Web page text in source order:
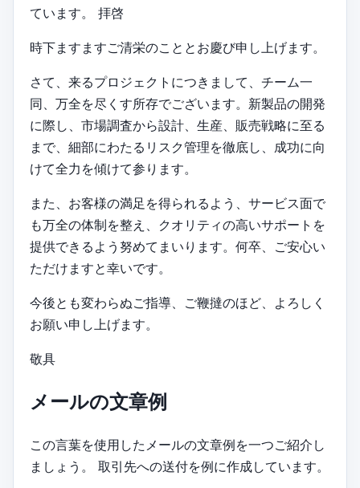
ています。 拝啓
時下ますますご清栄のこととお慶び申し上げます。
さて、来るプロジェクトにつきまして、チーム一
同、万全を尽くす所存でございます。新製品の開発
に際し、市場調査から設計、生産、販売戦略に至る
まで、細部にわたるリスク管理を徹底し、成功に向
けて全力を傾けて参ります。
また、お客様の満足を得られるよう、サービス面で
も万全の体制を整え、クオリティの高いサポートを
提供できるよう努めてまいります。何卒、ご安心い
ただけますと幸いです。
今後とも変わらぬご指導、ご鞭撻のほど、よろしく
お願い申し上げます。
敬具
メールの文章例
この言葉を使用したメールの文章例を一つご紹介し
ましょう。 取引先への送付を例に作成しています。